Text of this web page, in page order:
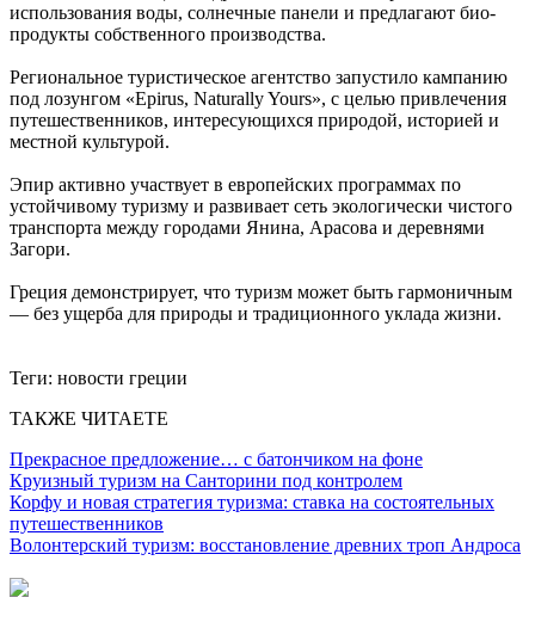
использования воды, солнечные панели и предлагают био-
продукты собственного производства.
Региональное туристическое агентство запустило кампанию
под лозунгом «Epirus, Naturally Yours», с целью привлечения
путешественников, интересующихся природой, историей и
местной культурой.
Эпир активно участвует в европейских программах по
устойчивому туризму и развивает сеть экологически чистого
транспорта между городами Янина, Арасова и деревнями
Загори.
Греция демонстрирует, что туризм может быть гармоничным
— без ущерба для природы и традиционного уклада жизни.
Теги: новости греции
ТАКЖЕ ЧИТАЕТЕ
Прекрасное предложение… с батончиком на фоне
Круизный туризм на Санторини под контролем
Корфу и новая стратегия туризма: ставка на состоятельных
путешественников
Волонтерский туризм: восстановление древних троп Андроса